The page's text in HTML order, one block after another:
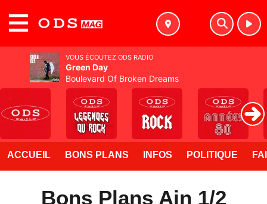
ACCUEIL BONS PLANS INFOS POLITIQUE
Bons Plans Ain 1/2
VOUS ÉCOUTEZ ODS RADIO
Green Day
Boulevard Of Broken Dreams